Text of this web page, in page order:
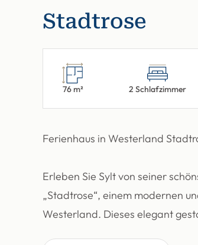
Stadtrose
76 m² 2 Schlafzimmer
Ferienhaus in Westerland
Erleben Sie Sylt von seiner
„Stadtrose“, einem modernen
Westerland. Dieses elegant